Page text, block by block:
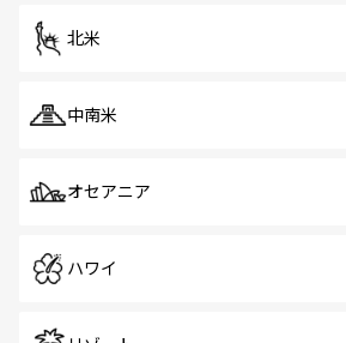
北米
中南米
オセアニア
ハワイ